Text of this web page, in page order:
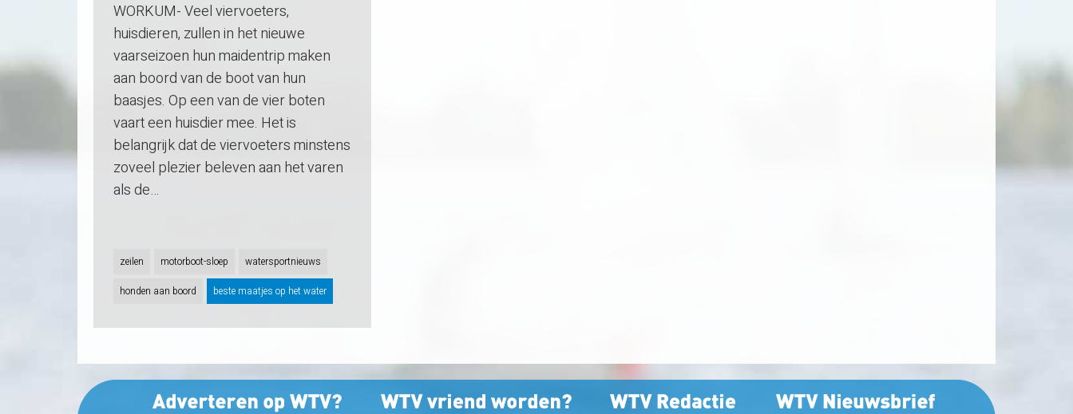
WORKUM- Veel viervoeters,
huisdieren, zullen in het nieuwe
vaarseizoen hun maidentrip maken
aan boord van de boot van hun
baasjes. Op een van de vier boten
vaart een huisdier mee. Het is
belangrijk dat de viervoeters minstens
zoveel plezier beleven aan het varen
als de…
zeilen motorboot-sloep watersportnieuws
honden aan boord beste maatjes op het water